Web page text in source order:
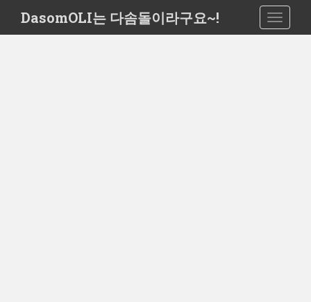
i
DasomOLI는 다솜돌이라구요~!